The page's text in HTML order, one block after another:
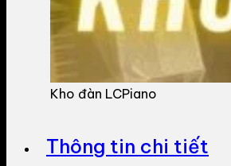
Kho đàn LCPiano
Thông tin chi tiết